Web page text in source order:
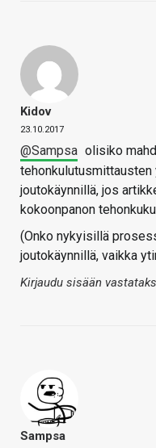
Kidov
23.10.2017
@Sampsa olisiko
joutokäynnillä, jos
kokoonpanon
(Onko nykyisillä
joutokäynnillä, vaikka
Kirjaudu sisään
Sampsa